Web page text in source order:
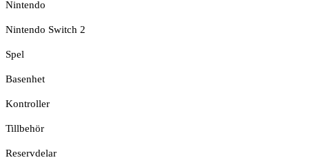
Nintendo
Nintendo Switch 2
Spel
Basenhet
Kontroller
Tillbehör
Reservdelar